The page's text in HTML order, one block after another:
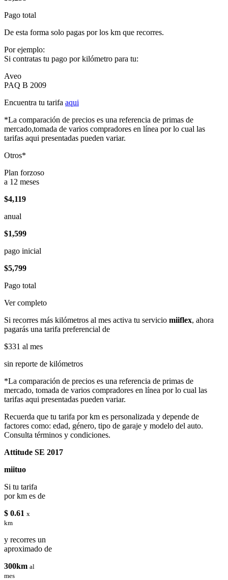
Pago total
De esta forma solo pagas por los km que recorres.
Por ejemplo:
Si contratas tu pago por kilómetro para tu:
Aveo
PAQ B 2009
Encuentra tu tarifa aqui
*La comparación de precios es una referencia de primas de
mercado,tomada de varios compradores en línea por lo cual las
tarifas aqui presentadas pueden variar.
Otros*
Plan forzoso
a 12 meses
$4,119
anual
$1,599
pago inicial
$5,799
Pago total
Ver completo
Si recorres más kilómetros al mes activa tu servicio miiflex, ahora
pagarás una tarifa preferencial de
$331 al mes
sin reporte de kilómetros
*La comparación de precios es una referencia de primas de
mercado, tomada de varios compradores en línea por lo cual las
tarifas aqui presentadas pueden variar.
Recuerda que tu tarifa por km es personalizada y depende de
factores como: edad, género, tipo de garaje y modelo del auto.
Consulta términos y condiciones.
Attitude SE 2017
miituo
Si tu tarifa
por km es de
$ 0.61 x
km
y recorres un
aproximado de
300km al
mes